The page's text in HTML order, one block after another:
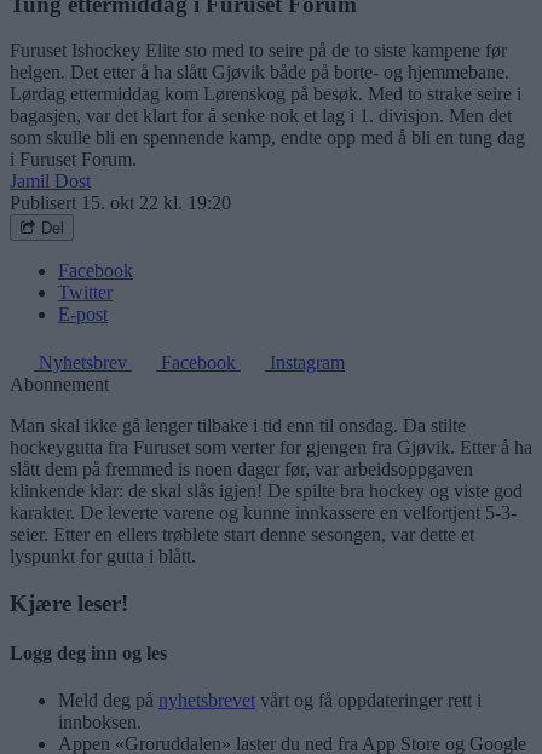
Furuset Ishockey Elite sto med to seire på de to siste kampene før
helgen. Det etter å ha slått Gjøvik både på borte- og hjemmebane.
Lørdag ettermiddag kom Lørenskog på besøk. Med to strake seire i
bagasjen, var det klart for å senke nok et lag i 1. divisjon. Men det
som skulle bli en spennende kamp, endte opp med å bli en tung dag
i Furuset Forum.
Jamil Dost
Publisert 15. okt 22 kl. 19:20
Del
Facebook
Twitter
E-post
Nyhetsbrev Facebook
Instagram
Abonnement
Man skal ikke gå lenger tilbake i tid enn til onsdag. Da stilte
hockeygutta fra Furuset som verter for gjengen fra Gjøvik. Etter å ha
slått dem på fremmed is noen dager før, var arbeidsoppgaven
klinkende klar: de skal slås igjen! De spilte bra hockey og viste god
karakter. De leverte varene og kunne innkassere en velfortjent 5-3-
seier. Etter en ellers trøblete start denne sesongen, var dette et
lyspunkt for gutta i blått.
Kjære leser!
Logg deg inn og les
Meld deg på nyhetsbrevet vårt og få oppdateringer rett i
innboksen.
Appen «Groruddalen» laster du ned fra App Store og Google